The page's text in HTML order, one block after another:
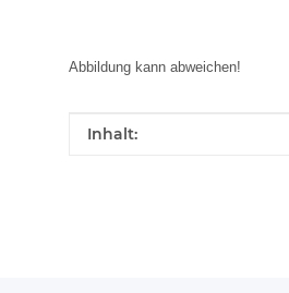
Abbildung kann abweichen!
Produkteigenschaft
Wert
Inhalt: